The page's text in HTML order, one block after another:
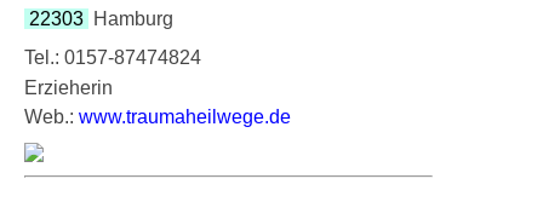
22303 Hamburg
Tel.: 0157-87474824
Erzieherin
Web.: www.traumaheilwege.de